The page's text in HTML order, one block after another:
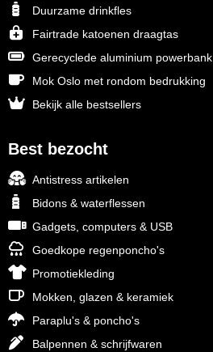
Duurzame drinkfles
Fairtrade katoenen draagtas
Gerecyclede aluminium powerbank
Mok Oslo met rondom bedrukking
Bekijk alle bestsellers
Best bezocht
Antistress artikelen
Bidons & waterflessen
Gadgets, computers & USB
Goedkope regenponcho's
Promotiekleding
Mokken, glazen & keramiek
Paraplu's & poncho's
Balpennen & schrijfwaren